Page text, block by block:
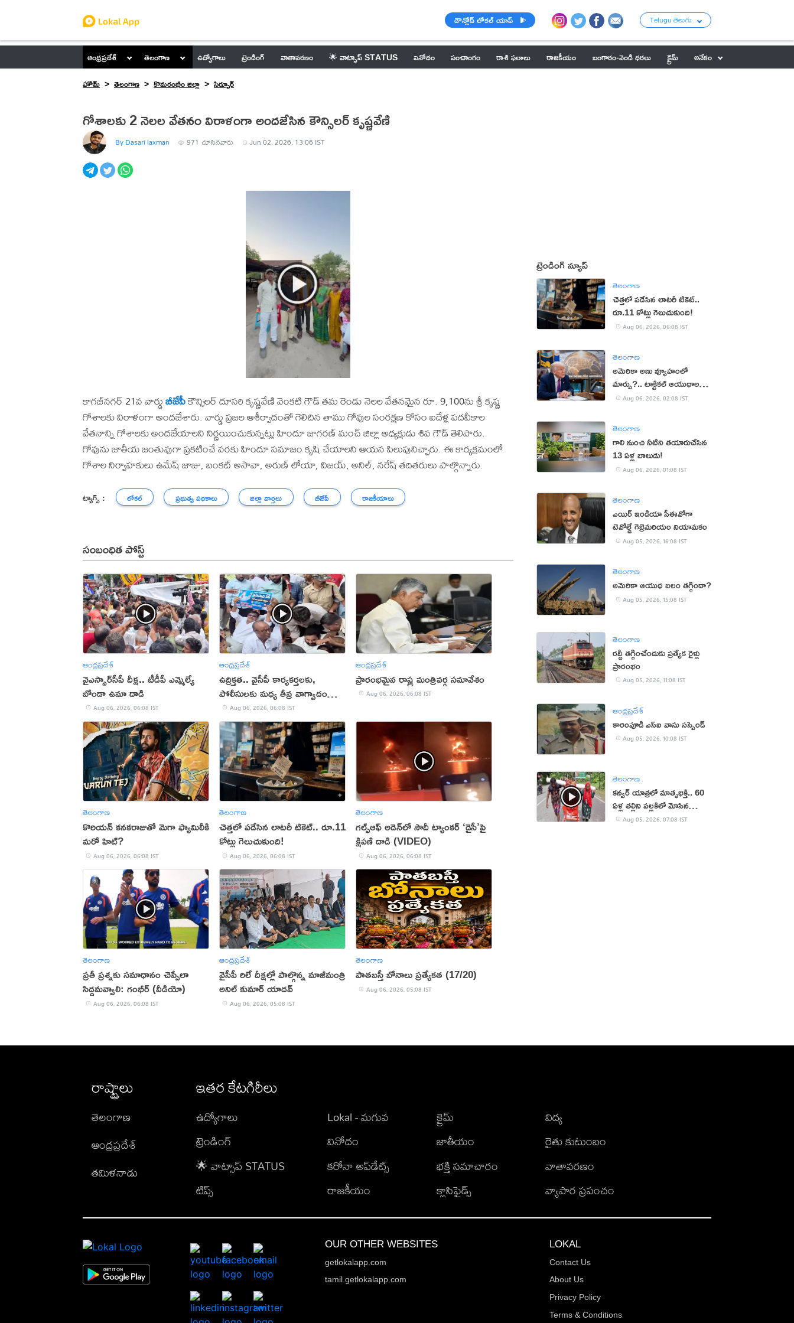
డౌన్లోడ్ లోకల్ యాప్ Telugu తెలుగు
ఆంధ్రప్రదేశ్ తెలంగాణ ఉద్యోగాలు ట్రెండింగ్ వాతావరణం 🌟 వాట్సాప్ STATUS వినోదం పంచాంగం రాశి ఫలాలు రాజకీయం బంగారం-వెండి ధరలు క్రైమ్
అనేకం
హోమ్
తెలంగాణ కొమరంభీం జిల్లా సిర్పూర్
గోశాలకు 2 నెలల వేతనం విరాళంగా అందజేసిన కౌన్సిలర్ కృష్ణవేణి
By Dasari laxman 971 చూసినవారు Jun 02, 2026, 13:06 IST
కాగజ్‌నగర్ 21వ వార్డుబీజేపీకౌన్సిలర్ దూసరి కృష్ణవేణి వెంకటి గౌడ్ తమ రెండు నెలల వేతనమైన రూ. 9,100ను శ్రీ కృష్ణ
గోశాలకు విరాళంగా అందజేశారు. వార్డు ప్రజల ఆశీర్వాదంతో గెలిచిన తాము గోవుల సంరక్షణ కోసం ఐదేళ్ల పదవీకాల
వేతనాన్ని గోశాలకు అందజేయాలని నిర్ణయించుకున్నట్లు హిందూ జాగరణ్ మంచ్ జిల్లా అధ్యక్షుడు శివ గౌడ్ తెలిపారు.
గోవును జాతీయ జంతువుగా ప్రకటించే వరకు హిందూ సమాజం కృషి చేయాలని ఆయన పిలుపునిచ్చారు. ఈ కార్యక్రమంలో
గోశాల నిర్వాహకులు ఉమేష్ జాజు, బంకట్ అసావా, అరుణ్ లోయా, విజయ్, అనిల్, నరేష్ తదితరులు పాల్గొన్నారు.
ట్యాగ్స్ : లోకల్ ప్రభుత్వ పథకాలు జిల్లా వార్తలు బీజేపీ రాజకీయాలు
సంబంధిత పోస్ట్
ఆంధ్రప్రదేశ్
వైఎస్సార్‌సీపీ దీక్ష.. టీడీపీ ఎమ్మెల్యే
బోండా ఉమా దాడి
Aug 06, 2026, 06:08 IST
ఆంధ్రప్రదేశ్
ఉద్రిక్తత.. వైసీపీ కార్యకర్తలకు,
పోలీసులకు మధ్య తీవ్ర వాగ్వాదం
(VIDEO)
Aug 06, 2026, 06:08 IST
ఆంధ్రప్రదేశ్
ప్రారంభమైన రాష్ట్ర మంత్రివర్గ సమావేశం
Aug 06, 2026, 06:08 IST
తెలంగాణ
కొరియన్ కనకరాజుతో మెగా ఫ్యామిలీకి
మరో హిట్?
Aug 06, 2026, 06:08 IST
తెలంగాణ
చెత్తలో పడేసిన లాటరీ టికెట్.. రూ.11
కోట్లు గెలుచుకుంది!
Aug 06, 2026, 06:08 IST
తెలంగాణ
గల్ఫ్‌ఆఫ్‌ అడెన్‌లో సౌదీ ట్యాంకర్‌ ‘డైసీ’పై
క్షిపణి దాడి (VIDEO)
Aug 06, 2026, 06:08 IST
తెలంగాణ
ప్రతీ ప్రశ్నకు సమాధానం చెప్పేలా
సిద్ధమవ్వాలి: గంభీర్ (వీడియో)
Aug 06, 2026, 06:08 IST
ఆంధ్రప్రదేశ్
వైసీపీ రిలే దీక్షల్లో పాల్గొన్న మాజీమంత్రి
అనిల్ కుమార్ యాదవ్
Aug 06, 2026, 05:08 IST
తెలంగాణ
పాతబస్తీ బోనాలు ప్రత్యేకత (17/20)
Aug 06, 2026, 05:08 IST
ట్రెండింగ్ న్యూస్
తెలంగాణ
చెత్తలో పడేసిన లాటరీ టికెట్..
రూ.11 కోట్లు గెలుచుకుంది!
Aug 06, 2026, 06:08 IST
తెలంగాణ
అమెరికా అణు వ్యూహంలో
మార్పు?.. టాక్టికల్ ఆయుధాలకు
ప్రాధాన్యం!
Aug 06, 2026, 02:08 IST
తెలంగాణ
గాలి నుంచి నీటిని తయారుచేసిన
13 ఏళ్ల బాలుడు!
Aug 06, 2026, 01:08 IST
తెలంగాణ
ఎయిర్ ఇండియా సీఈవోగా
టెవోల్డే గెబ్రెమరియం నియామకం
Aug 05, 2026, 16:08 IST
తెలంగాణ
అమెరికా ఆయుధ బలం తగ్గిందా?
Aug 05, 2026, 15:08 IST
తెలంగాణ
రద్దీ తగ్గించేందుకు ప్రత్యేక రైళ్లు
ప్రారంభం
Aug 05, 2026, 11:08 IST
ఆంధ్రప్రదేశ్
కారంపూడి ఎస్ఐ వాసు స‌స్పెండ్‌
Aug 05, 2026, 10:08 IST
తెలంగాణ
కన్వర్ యాత్రలో మాతృభక్తి.. 60
ఏళ్ల తల్లిని పల్లకిలో మోసిన
కొడుకు, కోడలు!
Aug 05, 2026, 07:08 IST
రాష్ట్రాలు
తెలంగాణ
ఆంధ్రప్రదేశ్
తమిళనాడు
ఇతర కేటగిరీలు
ఉద్యోగాలు
ట్రెండింగ్
🌟 వాట్సాప్ STATUS
టిప్స్
Lokal - మగువ
వినోదం
కరోనా అప్‌డేట్స్
రాజకీయం
క్రైమ్
జాతీయం
భక్తి సమాచారం
క్లాసిఫైడ్స్
విద్య
రైతు కుటుంబం
వాతావరణం
వ్యాపార ప్రపంచం
OUR OTHER WEBSITES
getlokalapp.com
tamil.getlokalapp.com
LOKAL
Contact Us
About Us
Privacy Policy
Terms & Conditions